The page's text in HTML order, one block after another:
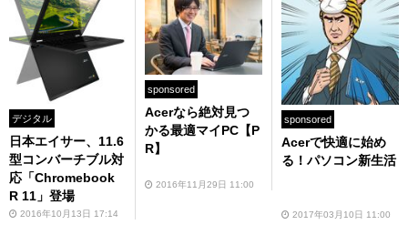
デジタル
日本エイサー、11.6
型コンバーチブル対
応「Chromebook
R 11」登場
2016年10月13日 17:14
sponsored
Acerなら絶対見つ
かる最適マイPC【P
R】
2016年11月29日 11:00
sponsored
Acerで快適に始め
る！パソコン新生活
2017年03月10日 11:00